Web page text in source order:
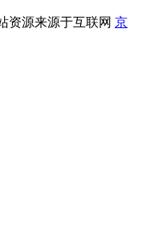
资源来源于互联网 京